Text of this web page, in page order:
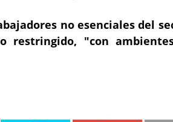
no esenciales del
restringido, "con